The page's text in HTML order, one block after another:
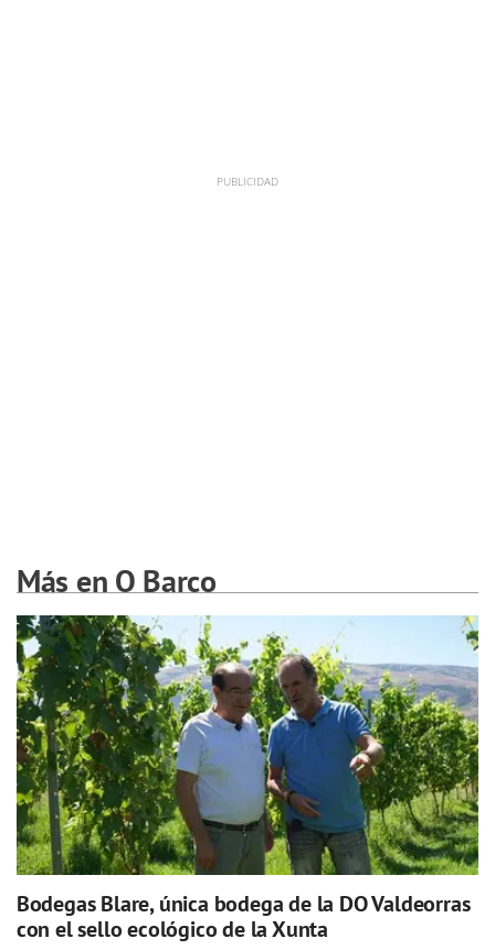
Más en O Barco
Bodegas Blare, única bodega de la DO Valdeorras
con el sello ecológico de la Xunta